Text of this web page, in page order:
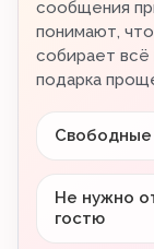
сообщения
понимают,
собирает
подарка
Свободные
Не нужно
гостю